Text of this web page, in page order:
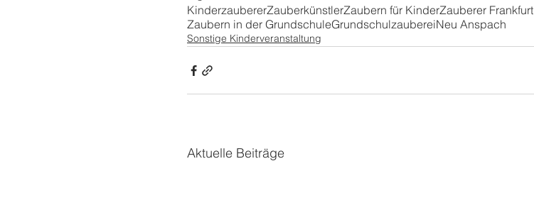
KinderzaubererZauberkünstlerZaubern für KinderZauberer Frankfurt
Zaubern in der GrundschuleGrundschulzaubereiNeu Anspach
Sonstige Kinderveranstaltung
Aktuelle Beiträge